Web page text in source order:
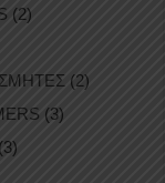
(2)
(2)
(3)
(3)